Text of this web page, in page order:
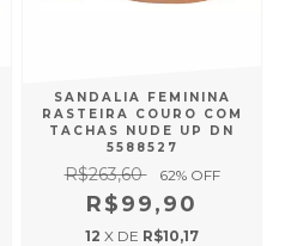
SANDALIA FEMININA
RASTEIRA COURO COM
TACHAS NUDE UP DN
5588527
R$263,60 62% OFF
R$99,90
12 X DE R$10,17